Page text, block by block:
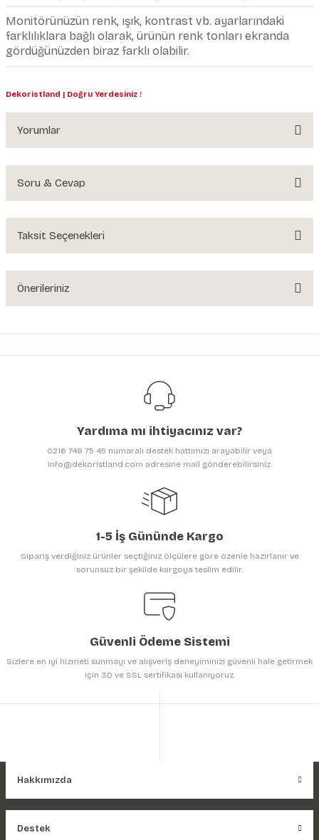
Monitörünüzün renk, ışık, kontrast vb. ayarlarındaki
farklılıklara bağlı olarak, ürünün renk tonları ekranda
gördüğünüzden biraz farklı olabilir.
Dekoristland | Doğru Yerdesiniz !
Yorumlar
Soru & Cevap
Ürün hakkında henüz soru sorulmamış.
Taksit Seçenekleri
Önerileriniz
yetersiz gördüğünüz noktaları öneri formunu kullanarak tarafımıza
Görüş ve önerileriniz için teşekkür ederiz.
Ürün resmi kalitesiz, bozuk veya görüntülenemiyor.
Ürün bilgilerinde hatalar bulunuyor.
Gönder
Yardıma mı ihtiyacınız var?
0216 748 75 45 numaralı destek hattımızı arayabilir veya
info@dekoristland.com adresine mail gönderebilirsiniz.
1-5 İş Gününde Kargo
Sipariş verdiğiniz ürünler seçtiğiniz ölçülere göre özenle hazırlanır ve
sorunsuz bir şekilde kargoya teslim edilir.
Güvenli Ödeme Sistemi
Sizlere en iyi hizmeti sunmayı ve alışveriş deneyiminizi güvenli hale getirmek
için 3D ve SSL sertifikası kullanıyoruz.
Hakkımızda
Destek